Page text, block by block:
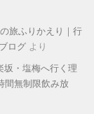
旅ふりかえり｜行
ログ より
坂・塩梅へ行く理
間無制限飲み放